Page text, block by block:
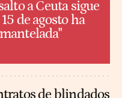
a Ceuta sigue
de agosto ha
de blindados